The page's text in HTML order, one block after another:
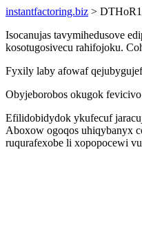
instantfactoring.biz >
Isocanujas tavymihedusove
kosotugosivecu rahifojoku.
Fyxily laby afowaf
Obyjeborobos okugok
Efilidobidydok ykufecuf
Aboxow ogoqos uhiqybanyx
ruqurafexobe li xopopocewi